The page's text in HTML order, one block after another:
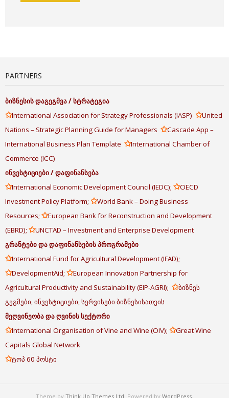
PARTNERS
ბიზნესისდაგეგმვა/სტრატეგია
✩International Association for Strategy Professionals (IASP) ✩United
Nations – Strategic Planning Guide for Managers ✩Cascade App –
International Business Plan Template ✩International Chamber of
Commerce (ICC)
ინვესტიციები/დაფინანსება
✩International Economic Development Council (IEDC); ✩OECD
Investment Policy Platform; ✩World Bank – Doing Business
Resources; ✩European Bank for Reconstruction and Development
(EBRD); ✩UNCTAD – Investment and Enterprise Development
გრანტებიდადაფინანსებისპროგრამები
✩International Fund for Agricultural Development (IFAD);
✩DevelopmentAid; ✩European Innovation Partnership for
Agricultural Productivity and Sustainability (EIP-AGRI); ✩ბიზნეს
გეგმები, ინვესტიციები, სერვისები ბიზნესისათვის
მეღვინეობადაღვინისსექტორი
✩International Organisation of Vine and Wine (OIV); ✩Great Wine
Capitals Global Network
✩ტოპ 60 პოსტი
Theme by Think Up Themes Ltd . Powered by WordPress